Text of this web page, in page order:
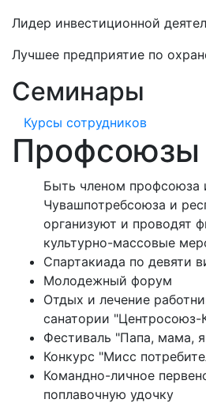
Лидер инвестиционной
Лучшее предприятие по
Семинары
Курсы сотрудников
Профсоюзы
Быть членом профсоюза
Чувашпотребсоюза и
организуют и проводят
культурно-массовые
Спартакиада по девяти
Молодежный форум
Отдых и лечение
санатории "Центросоюз-
Фестиваль "Папа, мама,
Конкурс "Мисс
Командно-личное
поплавочную удочку